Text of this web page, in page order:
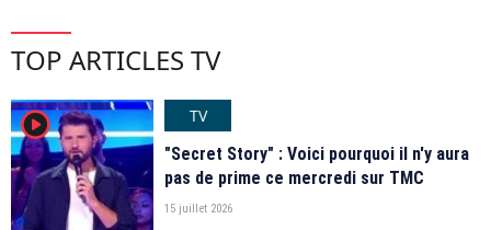
TOP ARTICLES TV
player2
TV
"Secret Story" : Voici pourquoi il n'y aura
pas de prime ce mercredi sur TMC
15 juillet 2026